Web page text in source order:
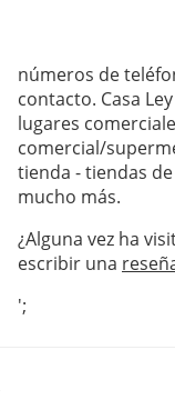
números de
contacto. Casa
lugares
comercial/
tienda - tiendas
mucho más.
¿Alguna vez ha
escribir una
';